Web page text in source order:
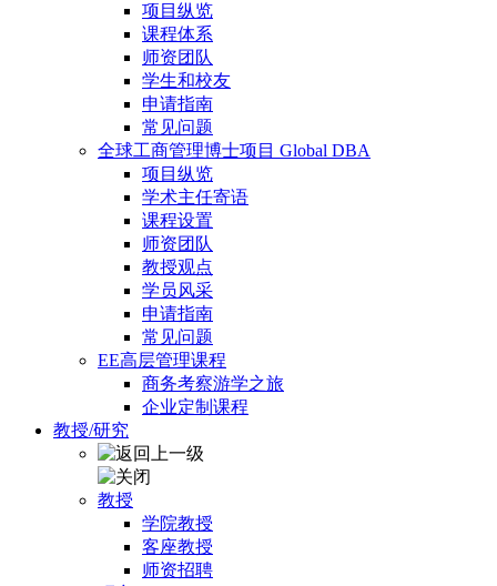
项目纵览
课程体系
师资团队
学生和校友
申请指南
常见问题
全球工商管理博士项目 Global DBA
项目纵览
学术主任寄语
课程设置
师资团队
教授观点
学员风采
申请指南
常见问题
EE高层管理课程
商务考察游学之旅
企业定制课程
教授/研究
教授
学院教授
客座教授
师资招聘